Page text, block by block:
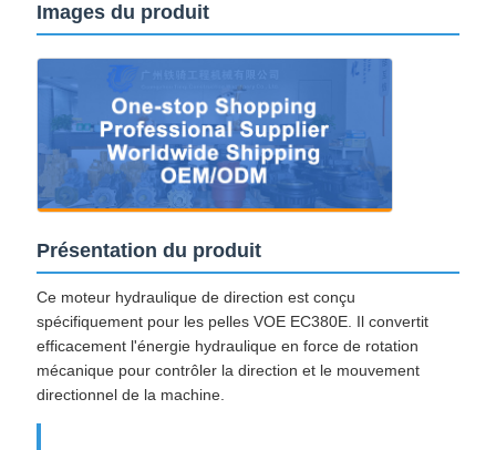
Images du produit
Présentation du produit
Ce moteur hydraulique de direction est conçu
spécifiquement pour les pelles VOE EC380E. Il convertit
efficacement l'énergie hydraulique en force de rotation
mécanique pour contrôler la direction et le mouvement
directionnel de la machine.